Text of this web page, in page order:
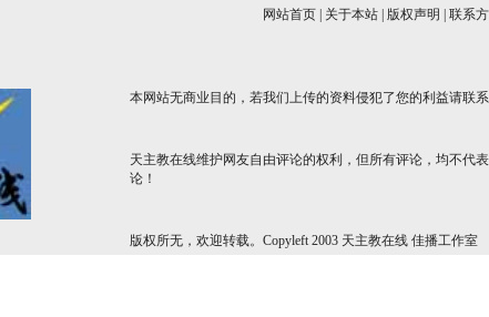
网站首页 关于本站 版权声明 联系
本网站无商业目的，若我们上传的资料侵犯了您的利益请联
天主教在线维护网友自由评论的权利，但所有评论，均不代
论！
版权所无，欢迎转载。Copyleft 2003 天主教在线 佳播工作室